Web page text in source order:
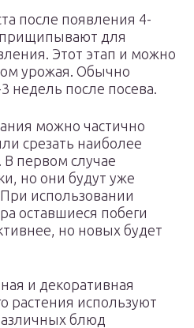
после появления 4-
прищипывают для
Этот этап и можно
урожая. Обычно
недель после посева.
можно частично
срезать наиболее
первом случае
но они будут уже
использовании
оставшиеся побеги
но новых будет
и декоративная
растения используют
блюд